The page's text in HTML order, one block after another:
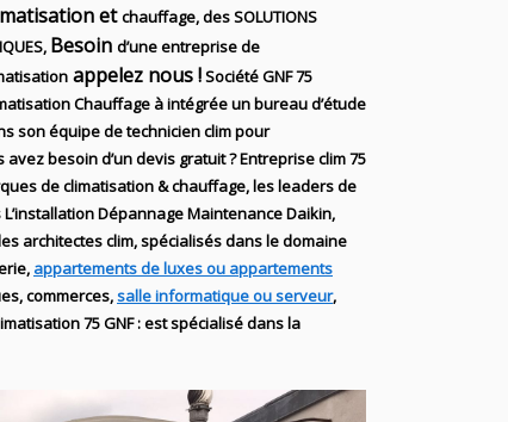
etchauffage, des SOLUTIONS
Besoin d’une entreprise de
appelez nous !SociétéGNF 75
Chauffage à intégrée un bureau d’étude
son équipe de technicienclimpour
avez besoin d’un devis gratuit ? Entreprise clim75
declimatisation & chauffage, les leadersde
L’installationDépannage Maintenance Daikin,
architectes clim,spécialisés dans le domaine
appartements de luxes ou appartements
, commerces,salle informatique ou serveur,
75GNF:estspécialisédans la